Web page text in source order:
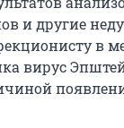
и другие
в
вирус